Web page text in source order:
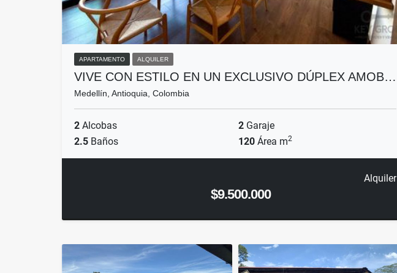
APARTAMENTO ALQUILER
VIVE CON ESTILO EN UN EXCLUSIVO DÚPLEX AMOB…
Medellín, Antioquia, Colombia
2 Alcobas 2 Garaje
2.5 Baños 120 Área m2
Alquiler
$9.500.000